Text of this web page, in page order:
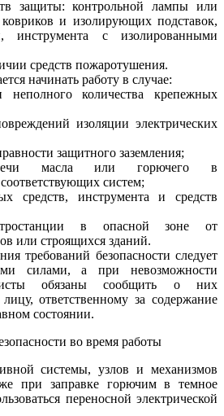
защиты: контрольной лампы или
ковриков и изолирующих подставок,
инструмента с изолированными
средств пожаротушения.
начинать работу в случае:
неполного количества крепежных
изоляции электрических
защитного заземления;
масла или горючего в
систем;
средств, инструмента и средств
в опасной зоне от
или строящихся зданий.
требований безопасности следует
силами, а при невозможности
обязаны сообщить о них
ответственному за содержание
состоянии.
во время работы
системы, узлов и механизмов
при заправке горючим в темное
переносной электрической